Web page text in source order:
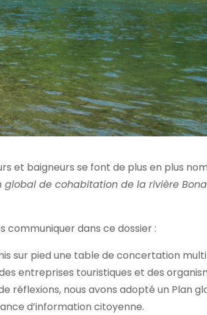
et baigneurs se font de plus en plus
global de cohabitation de la rivière
communiquer dans ce dossier :
sur pied une table de concertation
entreprises touristiques et des
réflexions, nous avons adopté un Plan
d’information citoyenne.